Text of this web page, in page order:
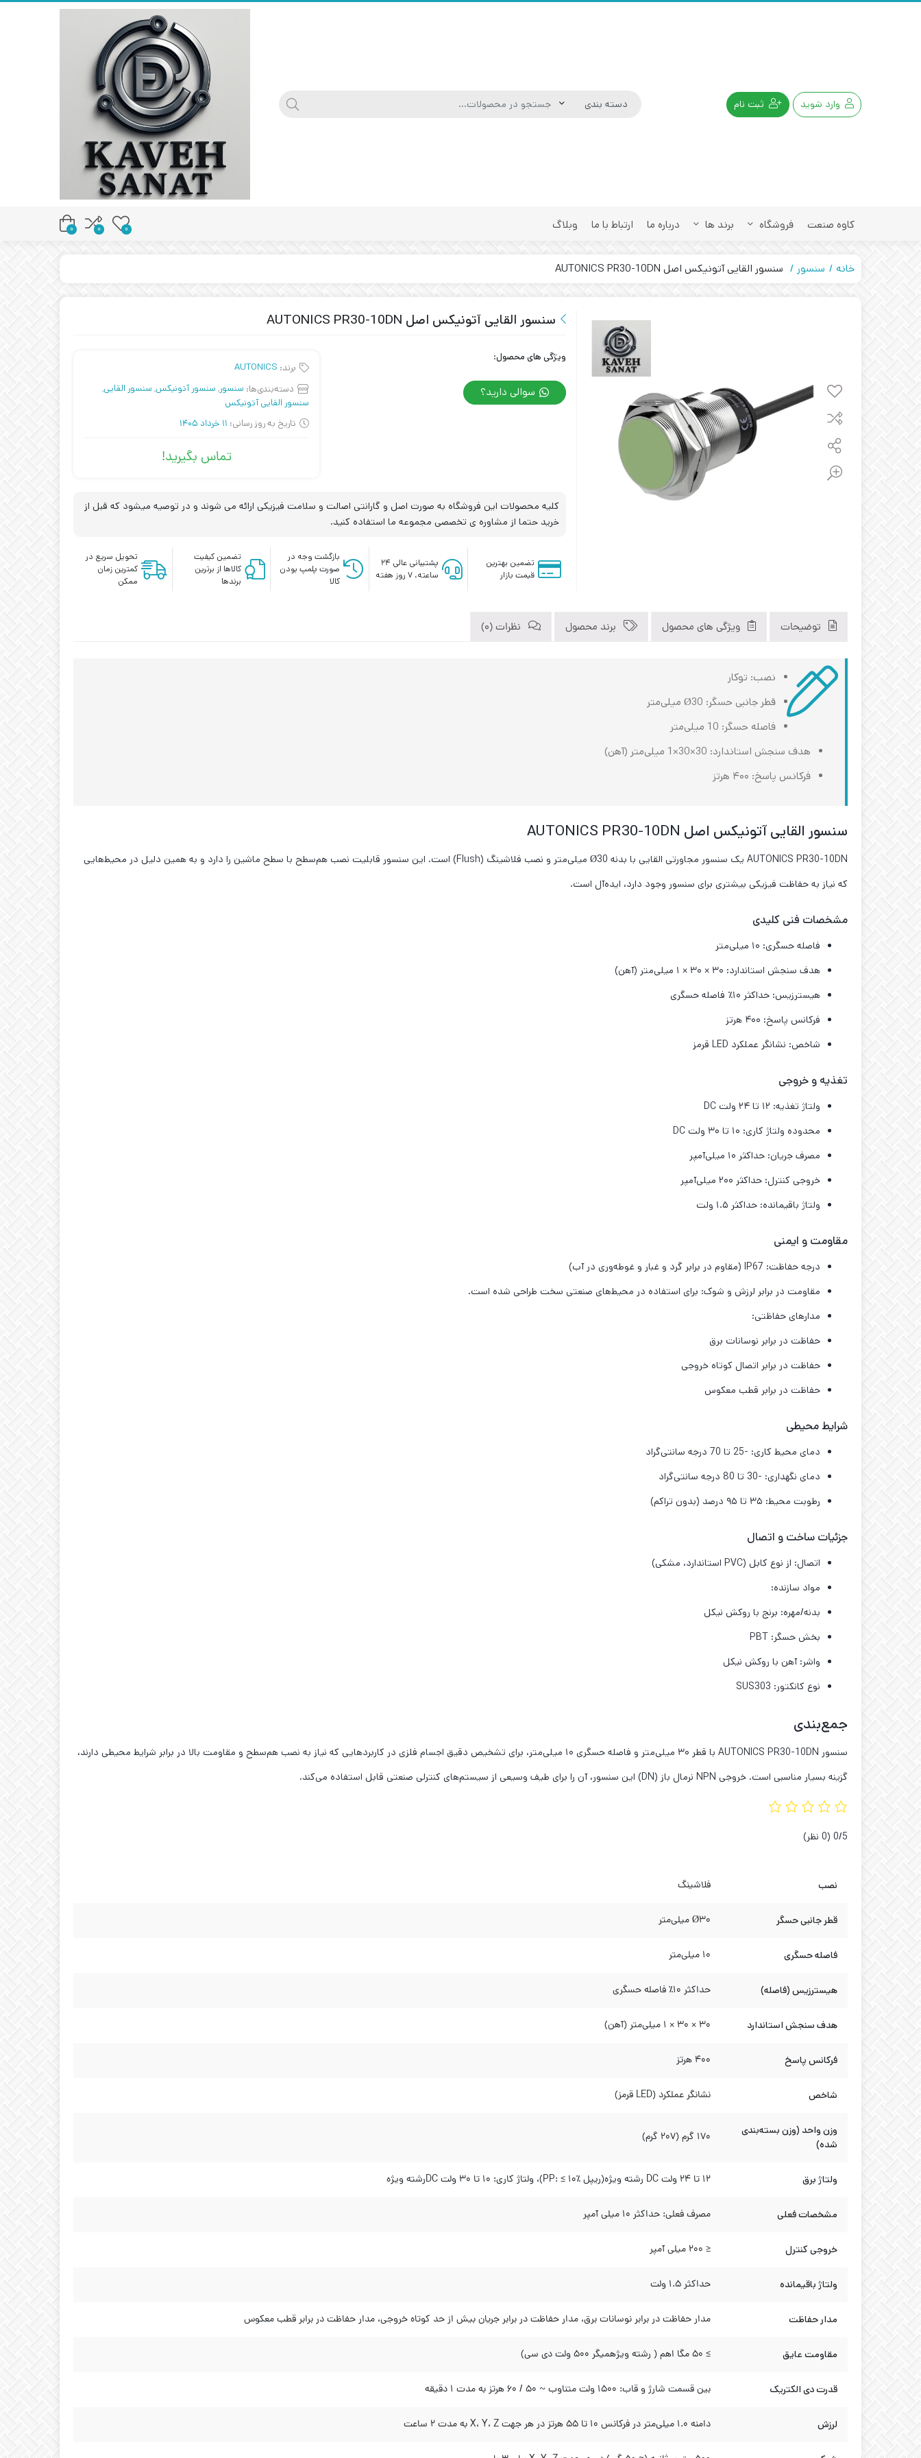
وارد شوید ثبت نام
کاوه صنعت فروشگاه برند ها درباره ما ارتباط با ما وبلاگ 0
0
0
خانه سنسور سنسور القایی آتونیکس اصل AUTONICS PR30-10DN
سنسور القایی آتونیکس اصل AUTONICS PR30-10DN
ویژگی های محصول:
سوالی دارید؟
برند: AUTONICS
دسته‌بندی‌ها: سنسور, سنسور آتونیکس, سنسور القایی,
سنسور القایی آتونیکس
تاریخ به روز رسانی: 11 خرداد 1405
تماس بگیرید!
کلیه محصولات این فروشگاه به صورت اصل و گارانتی اصالت و سلامت فیزیکی ارائه می شوند و در توصیه میشود که قبل از
خرید حتما از مشاوره ی تخصصی مجموعه ما استفاده کنید.
تضمین بهترین
قیمت بازار
پشتیبانی عالی ۲۴
ساعته، ۷ روز هفته
بازگشت وجه در
صورت پلمپ بودن
کالا
تضمین کیفیت
کالاها از برترین
برندها
تحویل سریع در
کمترین زمان
ممکن
توضیحات ویژگی های محصول برند محصول نظرات (0)
نصب: توکار
قطر جانبی حسگر: Ø30 میلی‌متر
فاصله حسگر: 10 میلی‌متر
هدف سنجش استاندارد: 30×30×1 میلی‌متر (آهن)
فرکانس پاسخ: ۴۰۰ هرتز
سنسور القایی آتونیکس اصل AUTONICS PR30-10DN
AUTONICS PR30-10DN یک سنسور مجاورتی القایی با بدنه Ø30 میلی‌متر و نصب فلاشینگ (Flush) است. این سنسور قابلیت نصب هم‌سطح با سطح ماشین را دارد و به همین دلیل در محیط‌هایی
که نیاز به حفاظت فیزیکی بیشتری برای سنسور وجود دارد، ایده‌آل است.
مشخصات فنی کلیدی
فاصله حسگری: ۱۰ میلی‌متر
هدف سنجش استاندارد: ۳۰ × ۳۰ × ۱ میلی‌متر (آهن)
هیسترزیس: حداکثر ۱۰٪ فاصله حسگری
فرکانس پاسخ: ۴۰۰ هرتز
شاخص: نشانگر عملکرد LED قرمز
تغذیه و خروجی
ولتاژ تغذیه: ۱۲ تا ۲۴ ولت DC
محدوده ولتاژ کاری: ۱۰ تا ۳۰ ولت DC
مصرف جریان: حداکثر ۱۰ میلی‌آمپر
خروجی کنترل: حداکثر ۲۰۰ میلی‌آمپر
ولتاژ باقیمانده: حداکثر ۱.۵ ولت
مقاومت و ایمنی
درجه حفاظت: IP67 (مقاوم در برابر گرد و غبار و غوطه‌وری در آب)
مقاومت در برابر لرزش و شوک: برای استفاده در محیط‌های صنعتی سخت طراحی شده است.
مدارهای حفاظتی:
حفاظت در برابر نوسانات برق
حفاظت در برابر اتصال کوتاه خروجی
حفاظت در برابر قطب معکوس
شرایط محیطی
دمای محیط کاری: -25 تا 70 درجه سانتی‌گراد
دمای نگهداری: -30 تا 80 درجه سانتی‌گراد
رطوبت محیط: ۳۵ تا ۹۵ درصد (بدون تراکم)
جزئیات ساخت و اتصال
اتصال: از نوع کابل (PVC استاندارد، مشکی)
مواد سازنده:
بدنه/مهره: برنج با روکش نیکل
بخش حسگر: PBT
واشر: آهن با روکش نیکل
نوع کانکتور: SUS303
جمع‌بندی
سنسور AUTONICS PR30-10DN با قطر ۳۰ میلی‌متر و فاصله حسگری ۱۰ میلی‌متر، برای تشخیص دقیق اجسام فلزی در کاربردهایی که نیاز به نصب هم‌سطح و مقاومت بالا در برابر شرایط محیطی دارند،
گزینه بسیار مناسبی است. خروجی NPN نرمال باز (DN) این سنسور، آن را برای طیف وسیعی از سیستم‌های کنترلی صنعتی قابل استفاده می‌کند.
‫0/5 ‫(0 نظر)
نصب فلاشینگ
قطر جانبی حسگر Ø30 میلی‌متر
فاصله حسگری ۱۰ میلی‌متر
هیسترزیس (فاصله) حداکثر 10٪ فاصله حسگری
هدف سنجش استاندارد 30 × 30 × 1 میلی‌متر (آهن)
فرکانس پاسخ ۴۰۰ هرتز
شاخص نشانگر عملکرد (LED قرمز)
وزن واحد (وزن بسته‌بندی
شده)
۱۷۰ گرم (۲۰۷ گرم)
ولتاژ برق ۱۲ تا ۲۴ ولت DC رشته ویژه(ریپل PP: ≤ ۱۰٪)، ولتاژ کاری: ۱۰ تا ۳۰ ولت DCرشته ویژه
مشخصات فعلی مصرف فعلی: حداکثر 10 میلی آمپر
خروجی کنترل ≤ ۲۰۰ میلی آمپر
ولتاژ باقیمانده حداکثر ۱.۵ ولت
مدار حفاظت مدار حفاظت در برابر نوسانات برق، مدار حفاظت در برابر جریان بیش از حد کوتاه خروجی، مدار حفاظت در برابر قطب معکوس
مقاومت عایق ≥ ۵۰ مگا اهم ( رشته ویژهمیگر ۵۰۰ ولت دی سی)
قدرت دی الکتریک بین قسمت شارژ و قاب: ۱۵۰۰ ولت متناوب ~ ۵۰ / ۶۰ هرتز به مدت ۱ دقیقه
لرزش دامنه ۱.۰ میلی‌متر در فرکانس ۱۰ تا ۵۵ هرتز در هر جهت X، Y، Z به مدت ۲ ساعت